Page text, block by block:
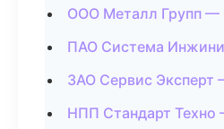
ООО Металл Групп —
ПАО Система
ЗАО Сервис Эксперт
НПП Стандарт Техно